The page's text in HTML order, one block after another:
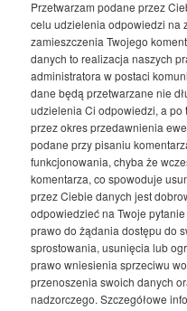
Przetwarzam podane przez
celu udzielenia odpowiedzi na
zamieszczenia Twojego
danych to realizacja naszych
administratora w postaci
dane będą przetwarzane nie
udzielenia Ci odpowiedzi, a po
przez okres przedawnienia
podane przy pisaniu
funkcjonowania, chyba że
komentarza, co spowoduje
przez Ciebie danych jest
odpowiedzieć na Twoje
prawo do żądania dostępu do
sprostowania, usunięcia lub
prawo wniesienia sprzeciwu
przenoszenia swoich danych
nadzorczego. Szczegółowe